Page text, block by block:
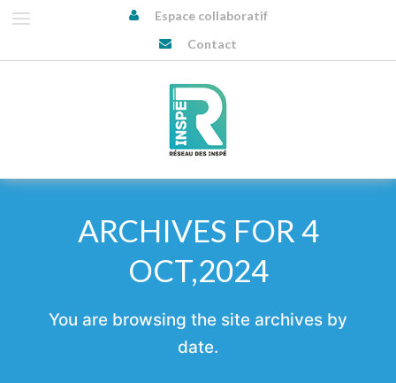
Espace collaboratif
Contact
ARCHIVES FOR 4
OCT,2024
You are browsing the site archives by
date.